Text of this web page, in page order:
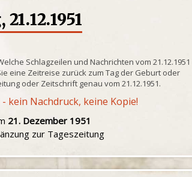
Schlagzeilen und Nachrichten vom 21.12.1951
eine Zeitreise zurück zum Tag der Geburt oder
oder Zeitschrift genau vom 21.12.1951.
- kein Nachdruck, keine Kopie!
21. Dezember 1951
zur Tageszeitung